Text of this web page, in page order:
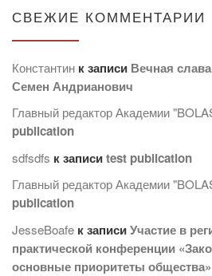
СВЕЖИЕ КОММЕНТАРИИ
Константин к записи Вечная
Семен Андрианович
Главный редактор Академии
publication
sdfsdfs к записиtest publication
Главный редактор Академии
publication
JesseBoafe к записиУчастие в
практической конференции
основные приоритеты общества»